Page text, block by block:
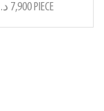
7,900PIECE